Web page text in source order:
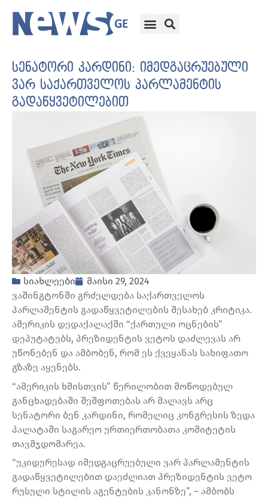
სენატორი კარდინი: იმედგაცრუებული
ვარ საქართველოს პარლამენტის
გადაწყვეტილებით
სიახლეები
მაისი 29, 2024
ვაშინგტონში გრძელდება საქართველოს
პარლამენტის გადაწყვეტილების შესახებ კრიტიკა.
ამერიკის დედაქალაქში “ქართული ოცნების”
დეპუტატებს, პრეზიდენტის ვეტოს დაძლევას არ
უწონებენ და ამბობენ, რომ ეს ქვეყანას სახიფათო
გზაზე აყენებს.
“ამერიკის ხმისთვის” წერილობით მოწოდებულ
განცხადებაში შეშფოთებას არ მალავს არც
სენატორი ბენ კარდინი, რომელიც კონგრესის ზედა
პალატაში საგარეო ურთიერთობათა კომიტეტის
თავმჯდომარეა.
“უკიდურესად იმედგაცრუებული ვარ პარლამენტის
გადაწყვეტილებით დაეძლიათ პრეზიდენტის ვეტო
რუსული სტილის აგენტების კანონზე”, – ამბობს